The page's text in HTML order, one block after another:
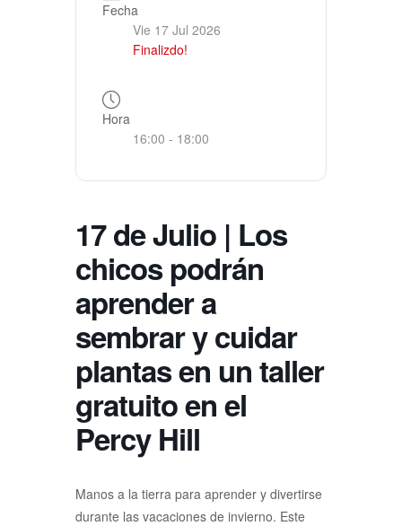
Fecha
Vie 17 Jul 2026
Finalizdo!
Hora
16:00 - 18:00
17 de Julio | Los
chicos podrán
aprender a
sembrar y cuidar
plantas en un taller
gratuito en el
Percy Hill
Manos a la tierra para aprender y divertirse
durante las vacaciones de invierno. Este